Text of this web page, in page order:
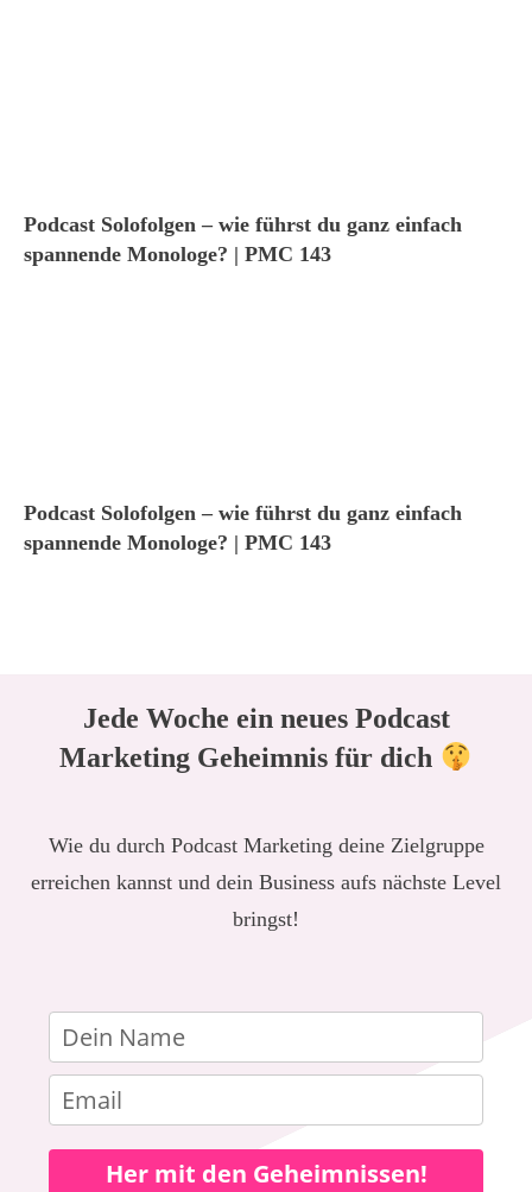
Podcast Solofolgen – wie führst du ganz einfach
spannende Monologe? | PMC 143
Podcast Solofolgen – wie führst du ganz einfach
spannende Monologe? | PMC 143
Jede Woche ein neues Podcast
Marketing Geheimnis für dich
Wie du durch Podcast Marketing deine Zielgruppe
erreichen kannst und dein Business aufs nächste Level
bringst!
Her mit den Geheimnissen!